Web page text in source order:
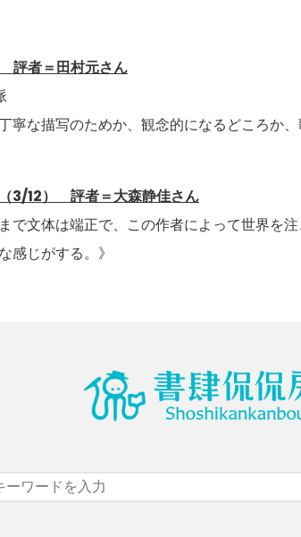
評者＝田村元さん
寧な描写のためか、観念的になるどころか
3/12） 評者＝大森静佳さん
で文体は端正で、この作者によって世界を
感じがする。》